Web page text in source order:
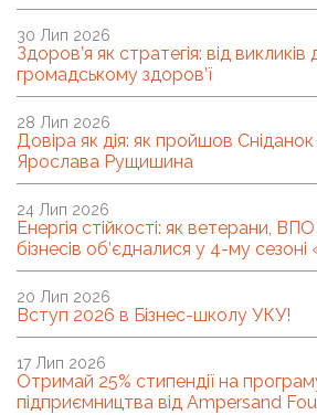
Здоров’я як стратегія: від
громадському здоров’ї
30 Лип 2026
Довіра як дія: як пройшов Сніданок
Ярослава Рущишина
28 Лип 2026
Енергія стійкості: як ветерани,
бізнесів об’єдналися у 4-му
24 Лип 2026
Вступ 2026 в Бізнес-школу УКУ!
20 Лип 2026
Отримай 25% стипендії на
підприємництва від Ampersand
17 Лип 2026